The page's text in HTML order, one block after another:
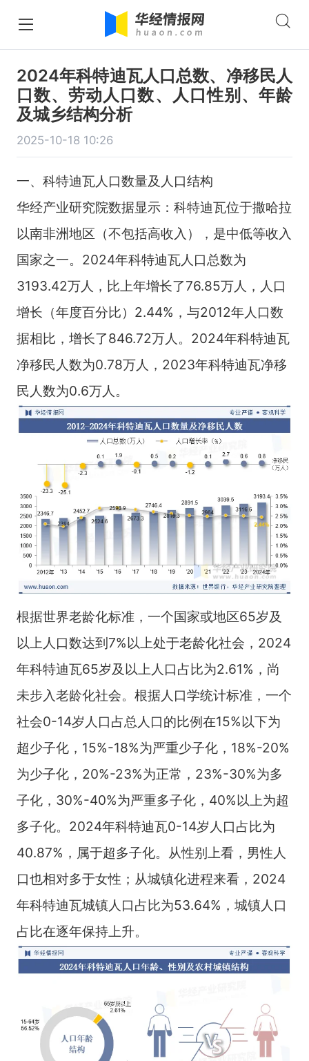
2024年科特迪瓦人口总数、净移民人
口数、劳动人口数、人口性别、年龄
及城乡结构分析
2025-10-18 10:26
一、科特迪瓦人口数量及人口结构
华经产业研究院数据显示：科特迪瓦位于撒哈拉
以南非洲地区（不包括高收入），是中低等收入
国家之一。2024年科特迪瓦人口总数为
3193.42万人，比上年增长了76.85万人，人口
增长（年度百分比）2.44%，与2012年人口数
据相比，增长了846.72万人。2024年科特迪瓦
净移民人数为0.78万人，2023年科特迪瓦净移
民人数为0.6万人。
根据世界老龄化标准，一个国家或地区65岁及
以上人口数达到7%以上处于老龄化社会，2024
年科特迪瓦65岁及以上人口占比为2.61%，尚
未步入老龄化社会。根据人口学统计标准，一个
社会0-14岁人口占总人口的比例在15%以下为
超少子化，15%-18%为严重少子化，18%-20%
为少子化，20%-23%为正常，23%-30%为多
子化，30%-40%为严重多子化，40%以上为超
多子化。2024年科特迪瓦0-14岁人口占比为
40.87%，属于超多子化。从性别上看，男性人
口也相对多于女性；从城镇化进程来看，2024
年科特迪瓦城镇人口占比为53.64%，城镇人口
占比在逐年保持上升。